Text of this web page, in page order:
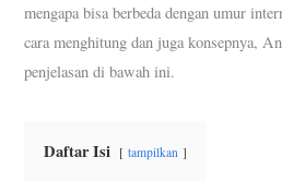
mengapa bisa berbeda dengan umur
cara menghitung dan juga konsepnya,
penjelasan di bawah ini.
Daftar Isi tampilkan